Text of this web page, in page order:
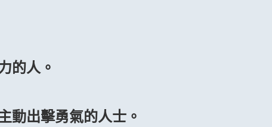
的人。
動出擊勇氣的人士。